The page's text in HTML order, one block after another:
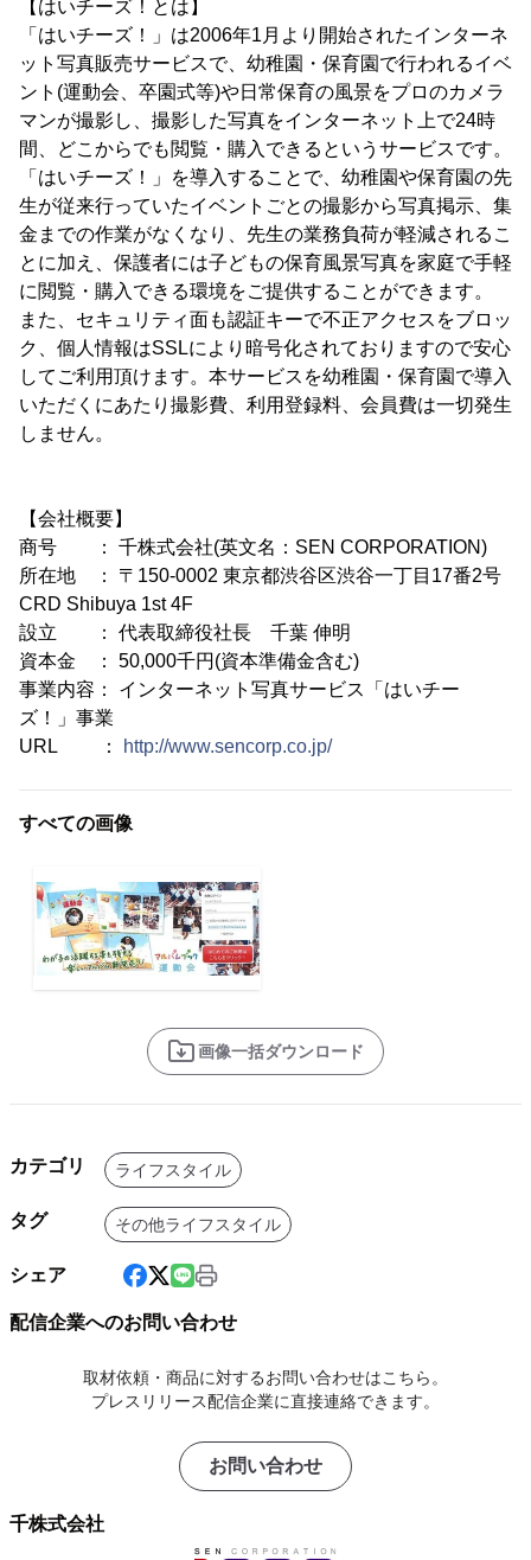
【はいチーズ！とは】
「はいチーズ！」は2006年1月より開始されたインターネ
ット写真販売サービスで、幼稚園・保育園で行われるイベ
ント(運動会、卒園式等)や日常保育の風景をプロのカメラ
マンが撮影し、撮影した写真をインターネット上で24時
間、どこからでも閲覧・購入できるというサービスです。
「はいチーズ！」を導入することで、幼稚園や保育園の先
生が従来行っていたイベントごとの撮影から写真掲示、集
金までの作業がなくなり、先生の業務負荷が軽減されるこ
とに加え、保護者には子どもの保育風景写真を家庭で手軽
に閲覧・購入できる環境をご提供することができます。
また、セキュリティ面も認証キーで不正アクセスをブロッ
ク、個人情報はSSLにより暗号化されておりますので安心
してご利用頂けます。本サービスを幼稚園・保育園で導入
いただくにあたり撮影費、利用登録料、会員費は一切発生
しません。
【会社概要】
商号 ： 千株式会社(英文名：SEN CORPORATION)
所在地 ： 〒150-0002 東京都渋谷区渋谷一丁目17番2号
CRD Shibuya 1st 4F
設立 ： 代表取締役社長 千葉 伸明
資本金 ： 50,000千円(資本準備金含む)
事業内容： インターネット写真サービス「はいチー
ズ！」事業
URL ：
http://www.sencorp.co.jp/
すべての画像
画像一括ダウンロード
カテゴリ ライフスタイル
タグ その他ライフスタイル
シェア
配信企業へのお問い合わせ
取材依頼・商品に対するお問い合わせはこちら。
プレスリリース配信企業に直接連絡できます。
お問い合わせ
千株式会社